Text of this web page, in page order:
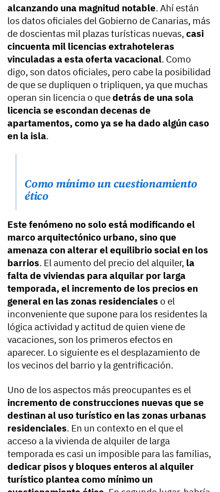
alcanzando una magnitud notable. Ahí están
los datos oficiales del Gobierno de Canarias, más
de doscientas mil plazas turísticas nuevas, casi
cincuenta mil licencias extrahoteleras
vinculadas a esta oferta vacacional. Como
digo, son datos oficiales, pero cabe la posibilidad
de que se dupliquen o tripliquen, ya que muchas
operan sin licencia o quedetrás de una sola
licencia se escondan decenas de
apartamentos, como ya se ha dado algún caso
en la isla.
Como mínimo un cuestionamiento
ético
Este fenómeno no solo está modificando el
marco arquitectónico urbano, sino que
amenaza con alterar el equilibrio social en los
barrios. El aumento del precio del alquiler, la
falta de viviendas para alquilar por larga
temporada, el incremento de los precios en
general en las zonas residenciales o el
inconveniente que supone para los residentes la
lógica actividad y actitud de quien viene de
vacaciones, son los primeros efectos en
aparecer. Lo siguiente es el desplazamiento de
los vecinos del barrio y la gentrificación.
Uno de los aspectos más preocupantes es el
incremento de construcciones nuevas que se
destinan al uso turístico en las zonas urbanas
residenciales. En un contexto en el que el
acceso a la vivienda de alquiler de larga
temporada es casi un imposible para las familias,
dedicar pisos y bloques enteros al alquiler
turístico plantea como mínimo un